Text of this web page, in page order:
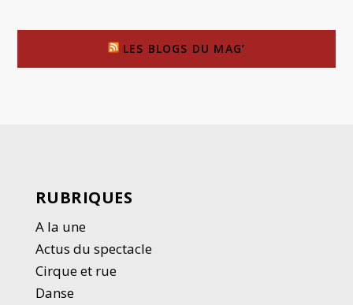
LES BLOGS DU MAG’
RUBRIQUES
A la une
Actus du spectacle
Cirque et rue
Danse